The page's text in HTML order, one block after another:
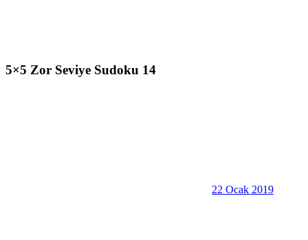
5×5 Zor Seviye Sudoku 14
22 Ocak 2019